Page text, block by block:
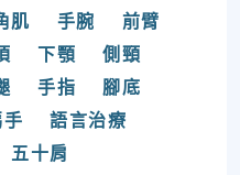
肌 手腕
前臂
下顎
側頸
手指
腳底
手
語言治療
五十肩